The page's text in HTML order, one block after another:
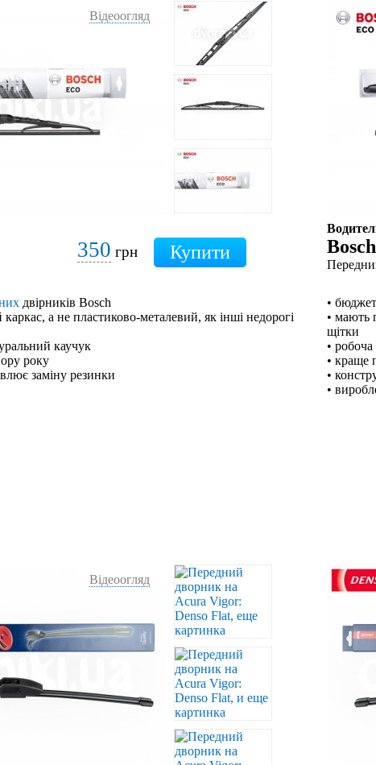
Відеоогляд
350 грн
двірників Bosch
а не пластиково-металевий, як інші недорогі
каучук
року
заміну резинки
•
• мають
щітки
•
• краще
•
•
Відеоогляд